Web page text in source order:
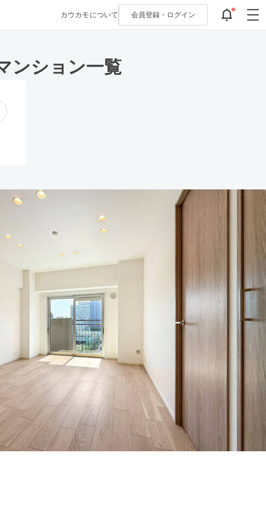
カウカモについて 会員登録・ ログイン
ンション一覧